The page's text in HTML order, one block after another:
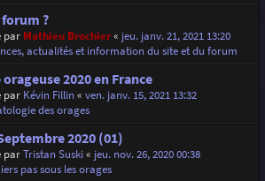
?
par Mathieu Brochier« jeu. janv. 21, 2021 13:20
actualités et information du site et du forum
2020 en France
par Kévin Fillin« ven. janv. 15, 2021 13:32
des orages
2020 (01)
parTristan Suski« jeu. nov. 26, 2020 00:38
pas sous les orages